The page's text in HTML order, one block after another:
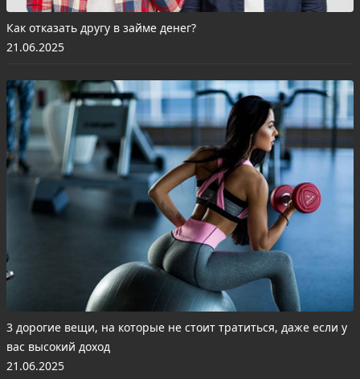
Как отказать другу в займе денег?
21.06.2025
3 дорогие вещи, на которые не стоит тратиться, даже если у
вас высокий доход
21.06.2025